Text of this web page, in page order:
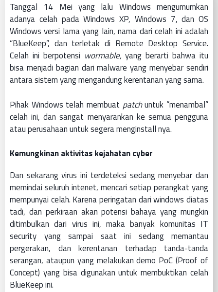
Tanggal 14 Mei yang lalu Windows mengumumkan
adanya celah pada Windows XP, Windows 7, dan OS
Windows versi lama yang lain, nama dari celah ini adalah
“BlueKeep”, dan terletak di Remote Desktop Service.
Celah ini berpotensi wormable,yang berarti bahwa itu
bisa menjadi bagian dari malware yang menyebar sendiri
antara sistem yang mengandung kerentanan yang sama.
Pihak Windows telah membuat patchuntuk “menambal”
celah ini, dan sangat menyarankan ke semua pengguna
atau perusahaan untuk segera menginstall nya.
Kemungkinan aktivitas kejahatan cyber
Dan sekarang virus ini terdeteksi sedang menyebar dan
memindai seluruh intenet, mencari setiap perangkat yang
mempunyai celah. Karena peringatan dari windows diatas
tadi, dan perkiraan akan potensi bahaya yang mungkin
ditimbulkan dari virus ini, maka banyak komunitas IT
security yang sampai saat ini sedang memantau
pergerakan, dan kerentanan terhadap tanda-tanda
serangan, ataupun yang melakukan demo PoC (Proof of
Concept) yang bisa digunakan untuk membuktikan celah
BlueKeep ini.